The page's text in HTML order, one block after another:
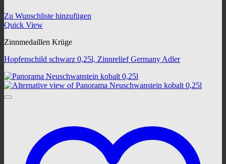
Zu Wunschliste hinzufügen
Quick View
Zinnmedaillen Krüge
Hopfenschild schwarz 0,25l, Zinnrelief Germany Adler